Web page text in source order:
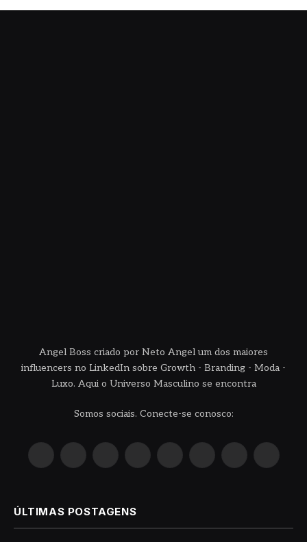
Angel Boss criado por Neto Angel um dos maiores
influencers no LinkedIn sobre Growth - Branding - Moda -
Luxo. Aqui o Universo Masculino se encontra
Somos sociais. Conecte-se conosco:
InstagramPinterestYouTube LinkedIn WhatsAppReddit TikTok
ÚLTIMAS POSTAGENS